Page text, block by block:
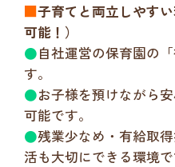
■子育てと両立しやす
可能！）
●自社運営の保育園の
す。
●お子様を預けながら
可能です。
●残業少なめ・有給取
活も大切にできる環境で